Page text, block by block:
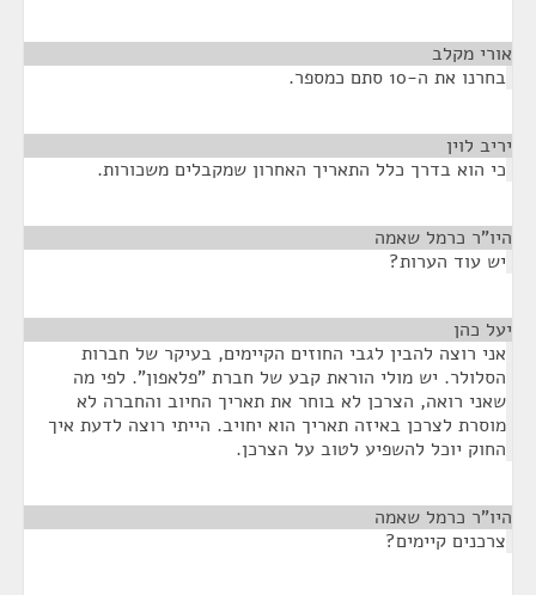
אורי מקלב
בחרנו את ה-10 סתם כמספר.
יריב לוין
כי הוא בדרך כלל התאריך האחרון שמקבלים משכורות.
היו"ר כרמל שאמה
יש עוד הערות?
יעל כהן
אני רוצה להבין לגבי החוזים הקיימים, בעיקר של חברות
הסלולר. יש מולי הוראת קבע של חברת "פלאפון". לפי מה
שאני רואה, הצרכן לא בוחר את תאריך החיוב והחברה לא
מוסרת לצרכן באיזה תאריך הוא יחויב. הייתי רוצה לדעת איך
החוק יוכל להשפיע לטוב על הצרכן.
היו"ר כרמל שאמה
צרכנים קיימים?